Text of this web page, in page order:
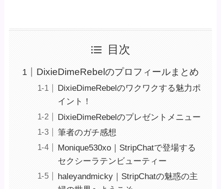
目次
DixieDimeRebelのプロフィールまとめ
DixieDimeRebelのワクワクする魅力ポ
イント！
DixieDimeRebelのプレゼントメニュー
筆者のガチ感想
Monique530xo｜StripChatで登場する
セクシーラテンビューティー
haleyandmicky｜StripChatの魅惑の主